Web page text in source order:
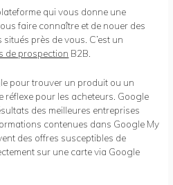
qui vous donne une
faire connaître et de nouer des
près de vous. C’est un
de prospection B2B.
pour trouver un produit ou un
réflexe pour les acheteurs. Google
des meilleures entreprises
contenues dans Google My
des offres susceptibles de
sur une carte via Google